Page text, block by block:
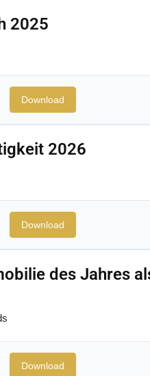
2025
Download
2026
Download
des Jahres
Download